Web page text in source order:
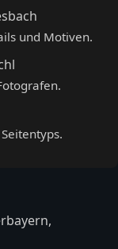
und Motiven.